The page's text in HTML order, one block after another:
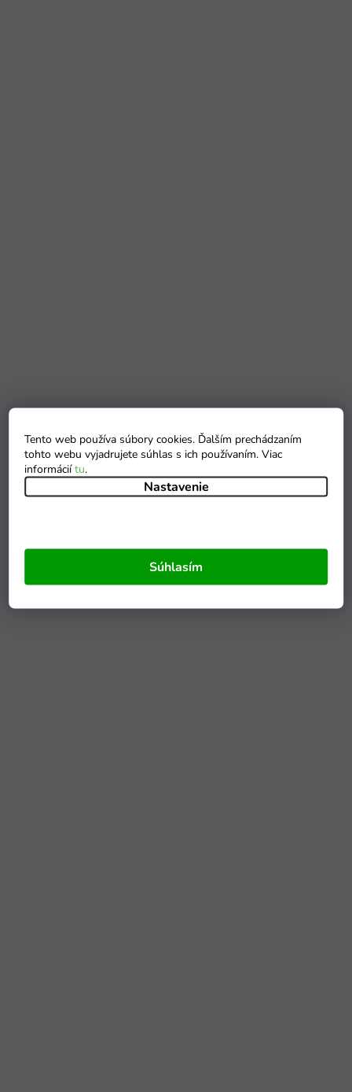
Tento web používa súbory cookies. Ďalším prechádzaním
tohto webu vyjadrujete súhlas s ich používaním. Viac
informáciítu.
Nastavenie
Súhlasím